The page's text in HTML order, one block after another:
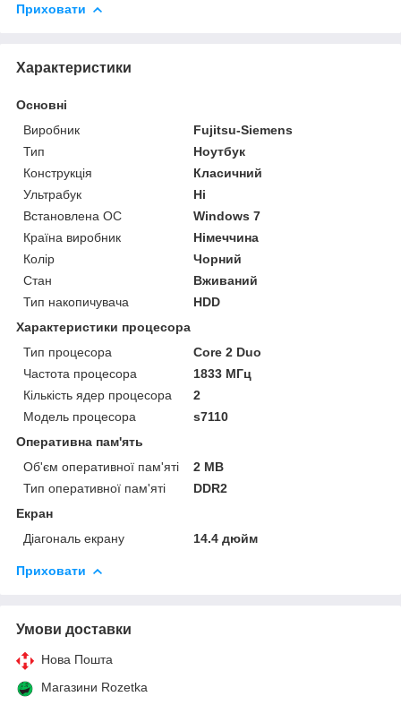
Приховати
Характеристики
Основні
Виробник
Fujitsu-Siemens
Тип
Ноутбук
Конструкція
Класичний
Ультрабук
Ні
Встановлена ОС
Windows 7
Країна виробник
Німеччина
Колір
Чорний
Стан
Вживаний
Тип накопичувача
HDD
Характеристики процесора
Тип процесора
Core 2 Duo
Частота процесора
1833 МГц
Кількість ядер процесора
2
Модель процесора
s7110
Оперативна пам'ять
Об'єм оперативної пам'яті
2 MB
Тип оперативної пам'яті
DDR2
Екран
Діагональ екрану
14.4 дюйм
Приховати
Умови доставки
Нова Пошта
Магазини Rozetka